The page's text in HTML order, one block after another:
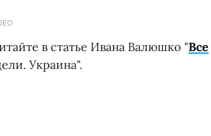
в статье Ивана Валюшко "Все
Украина".